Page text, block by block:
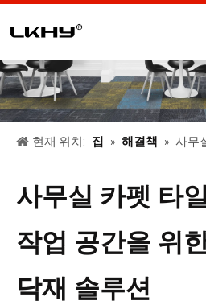
현재 위치: 집 » 해결책 » 사무
사무실 카펫 타
작업 공간을 위
닥재 솔루션